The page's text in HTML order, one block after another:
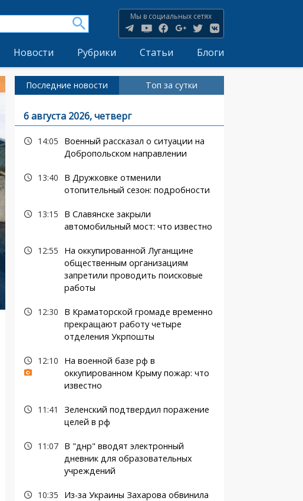
Мы в социальных сетях
Новости Рубрики Статьи Блоги
Последние новости Топ за сутки
6 августа 2026, четверг
14:05
Военный рассказал о ситуации на
Добропольском направлении
13:40
В Дружковке отменили
отопительный сезон: подробности
13:15
В Славянске закрыли
автомобильный мост: что известно
12:55
На оккупированной Луганщине
общественным организациям
запретили проводить поисковые
работы
12:30
В Краматорской громаде временно
прекращают работу четыре
отделения Укрпошты
12:10
На военной базе рф в
оккупированном Крыму пожар: что
известно
11:41
Зеленский подтвердил поражение
целей в рф
11:07
В "днр" вводят электронный
дневник для образовательных
учреждений
10:35
Из-за Украины Захарова обвинила